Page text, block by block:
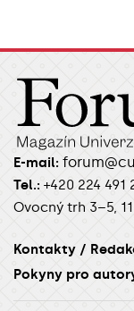
E-mail:
Tel.: +420 224 491
Ovocný trh 3–5,
Kontakty /
Pokyny pro